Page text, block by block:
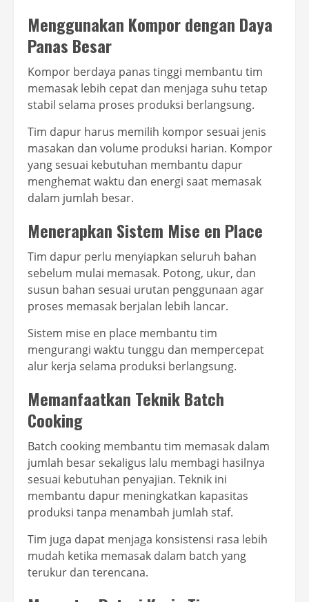
Menggunakan Kompor dengan Daya
Panas Besar
Kompor berdaya panas tinggi membantu tim
memasak lebih cepat dan menjaga suhu tetap
stabil selama proses produksi berlangsung.
Tim dapur harus memilih kompor sesuai jenis
masakan dan volume produksi harian. Kompor
yang sesuai kebutuhan membantu dapur
menghemat waktu dan energi saat memasak
dalam jumlah besar.
Menerapkan Sistem Mise en Place
Tim dapur perlu menyiapkan seluruh bahan
sebelum mulai memasak. Potong, ukur, dan
susun bahan sesuai urutan penggunaan agar
proses memasak berjalan lebih lancar.
Sistem mise en place membantu tim
mengurangi waktu tunggu dan mempercepat
alur kerja selama produksi berlangsung.
Memanfaatkan Teknik Batch
Cooking
Batch cooking membantu tim memasak dalam
jumlah besar sekaligus lalu membagi hasilnya
sesuai kebutuhan penyajian. Teknik ini
membantu dapur meningkatkan kapasitas
produksi tanpa menambah jumlah staf.
Tim juga dapat menjaga konsistensi rasa lebih
mudah ketika memasak dalam batch yang
terukur dan terencana.